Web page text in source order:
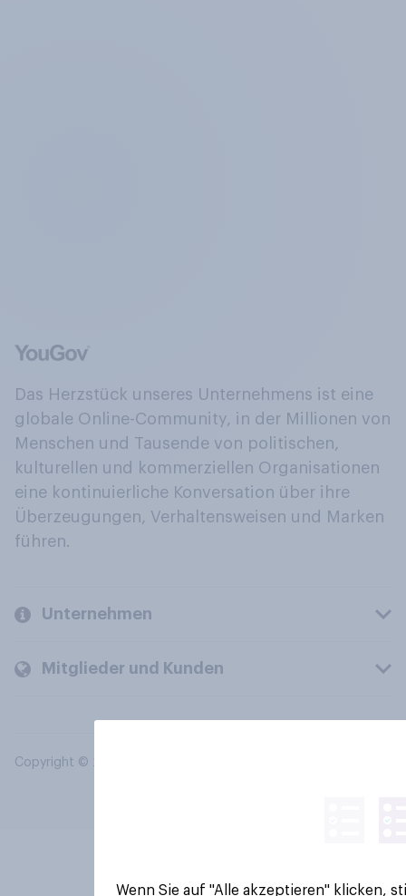
Das Herzstück unseres Unternehmens ist eine
globale Online-Community, in der Millionen von
Menschen und Tausende von politischen,
kulturellen und kommerziellen Organisationen
eine kontinuierliche Konversation über ihre
Überzeugungen, Verhaltensweisen und Marken
führen.
Unternehmen
Mitglieder und Kunden
Copyright © 2026 YouGov PLC. Alle Rechte vorbehalten.
Wenn Sie auf "Alle akzeptieren" klicken,